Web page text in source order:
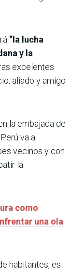
“la lucha
y la
excelentes
aliado y amigo
la embajada de
va a
vecinos y con
la
como
una ola
habitantes, es